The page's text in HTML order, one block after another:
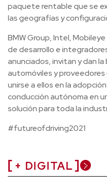
paquete rentable que se
las geografías y
BMW Group, Intel,
de desarrollo e
anunciados, invitan y dan
automóviles y
unirse a ellos en la
conducción autónoma en
solución para toda la
#futureofdriving2021
+ DIGITAL